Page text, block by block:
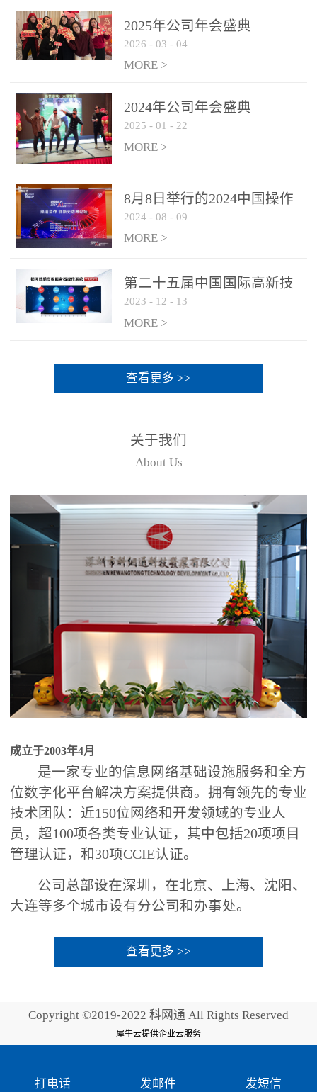
2025年公司年会盛典
2026 - 03 - 04
MORE >
2024年公司年会盛典
2025 - 01 - 22
MORE >
8月8日举行的2024中国操作
系统产业大会渠道论坛，科
网通荣获区域营销优质伙伴
2024 - 08 - 09
MORE >
第二十五届中国国际高新技
术成果交易会 银河麒麟高级
服务器操作系统荣获 “优秀
2023 - 12 - 13
MORE >
查看更多 >>
关于我们
About Us
成立于2003年4月
是一家专业的信息网络基础设施服务和全方
位数字化平台解决方案提供商。拥有领先的专业
技术团队：近150位网络和开发领域的专业人
员，超100项各类专业认证，其中包括20项项目
管理认证，和30项CCIE认证。
公司总部设在深圳，在北京、上海、沈阳、
大连等多个城市设有分公司和办事处。
查看更多 >>
Copyright ©2019-2022 科网通 All Rights Reserved
犀牛云提供企业云服务
打电话 发邮件 发短信